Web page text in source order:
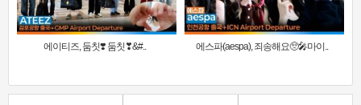
에이티즈, 둠칫❣️ 둠칫❣&#.. 에스파(aespa), 죄송해요🥺🎤마이..